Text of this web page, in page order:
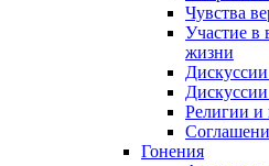
Чувства
Участие в
жизни
Религии и
Гонения